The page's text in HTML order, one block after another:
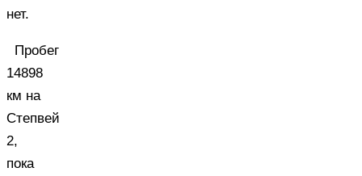
нет.
Пробег
14898
км на
Степвей
2,
пока